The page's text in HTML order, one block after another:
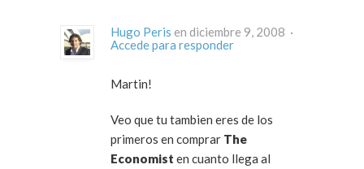
Hugo Peris
en diciembre 9, 2008 ·
Accede para responder
Martin!
Veo que tu tambien eres de los
primeros en comprar The
Economist en cuanto llega al